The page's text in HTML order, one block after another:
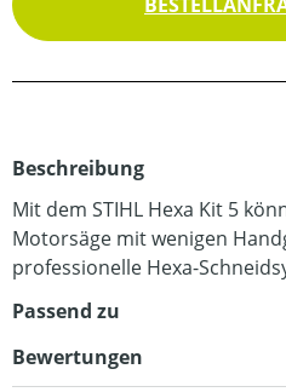
Beschreibung
Mit dem STIHL Hexa Kit 5
Motorsäge mit wenigen
professionelle Hexa-
Passend zu
Bewertungen